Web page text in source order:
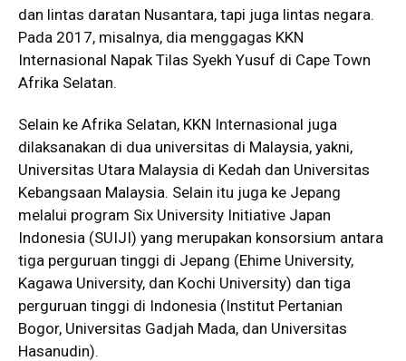
dan lintas daratan Nusantara, tapi juga lintas negara.
Pada 2017, misalnya, dia menggagas KKN
Internasional Napak Tilas Syekh Yusuf di Cape Town
Afrika Selatan.
Selain ke Afrika Selatan, KKN Internasional juga
dilaksanakan di dua universitas di Malaysia, yakni,
Universitas Utara Malaysia di Kedah dan Universitas
Kebangsaan Malaysia. Selain itu juga ke Jepang
melalui program Six University Initiative Japan
Indonesia (SUIJI) yang merupakan konsorsium antara
tiga perguruan tinggi di Jepang (Ehime University,
Kagawa University, dan Kochi University) dan tiga
perguruan tinggi di Indonesia (Institut Pertanian
Bogor, Universitas Gadjah Mada, dan Universitas
Hasanudin).